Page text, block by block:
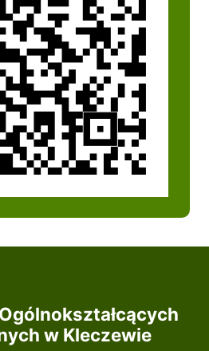
Ogólnokształcących
w Kleczewie